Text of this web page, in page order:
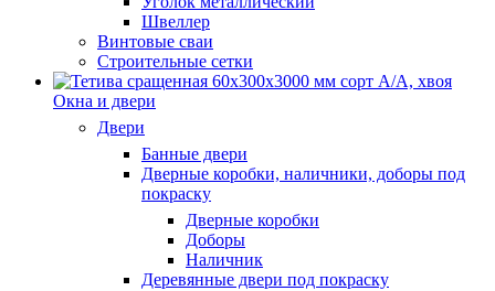
Швеллер
Винтовые сваи
Строительные сетки
Окна и двери
Двери
Банные двери
Дверные коробки, наличники, доборы под
покраску
Дверные коробки
Доборы
Наличник
Деревянные двери под покраску